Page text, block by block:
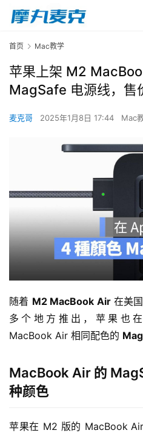
首页 Mac教学
苹果上架 M2
MagSafe 电源线，售
麦克哥 2025年1月8日 17:44 Mac
随着 M2 MacBook Air 在美
多个地方推出，苹果也
MacBook Air 相同配色的
MacBook Air 的
种颜色
苹果在 M2 版的 MacBook